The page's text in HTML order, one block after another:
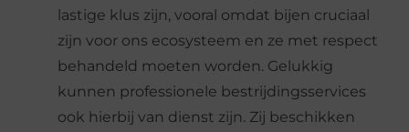
lastige klus zijn, vooral omdat bijen cruciaal
zijn voor ons ecosysteem en ze met respect
behandeld moeten worden. Gelukkig
kunnen professionele bestrijdingsservices
ook hierbij van dienst zijn. Zij beschikken